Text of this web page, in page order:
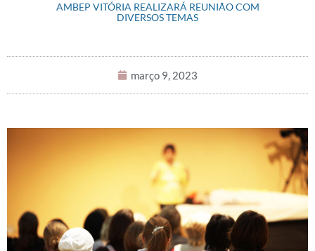
AMBEP VITÓRIA REALIZARÁ REUNIÃO COM
DIVERSOS TEMAS
março 9, 2023